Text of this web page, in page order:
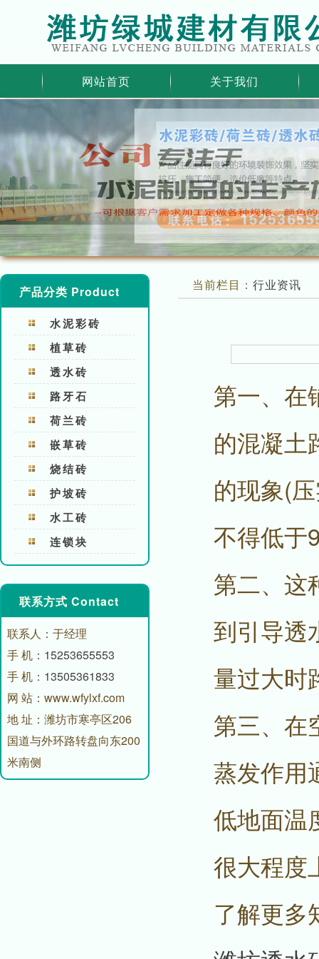
网站首页 关于我们
产品分类 Product
水泥彩砖
植草砖
透水砖
路牙石
荷兰砖
嵌草砖
烧结砖
护坡砖
水工砖
连锁块
联系方式 Contact
联系人：于经理
手 机： 15253655553
手 机： 13505361833
网 站：www.wfylxf.com
地 址：潍坊市寒亭区206
国道与外环路转盘向东200
米南侧
当前栏目： 行业资讯
第一、在
的混凝土
的现象(
不得低于
第二、这
到引导透
量过大时
第三、在
蒸发作用
低地面温
很大程度
了解更多